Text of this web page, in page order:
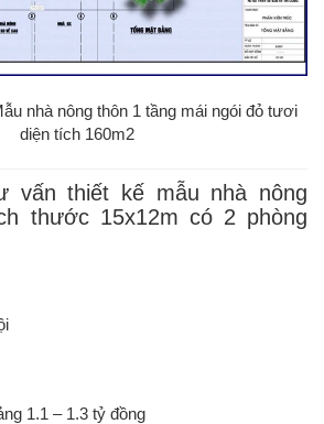
nhà nông thôn 1 tầng mái ngói đỏ tươi
diện tích 160m2
vấn thiết kế mẫu nhà nông
thước 15x12m có 2 phòng
1.1 – 1.3 tỷ đồng